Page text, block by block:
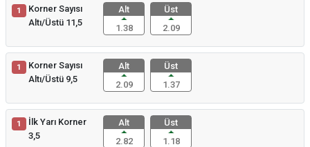
1
Korner Sayısı
Altı/Üstü 11,5
Alt
1.38
Üst
2.09
1
Korner Sayısı
Altı/Üstü 9,5
Alt
2.09
Üst
1.37
1
İlk Yarı Korner
3,5
Alt
2.82
Üst
1.18